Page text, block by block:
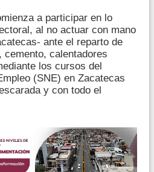
a participar en lo
al no actuar con mano
ante el reparto de
calentadores
los cursos del
(SNE) en Zacatecas
y con todo el